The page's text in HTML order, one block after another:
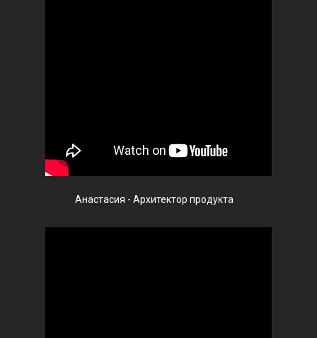
Анастасия - Архитектор продукта